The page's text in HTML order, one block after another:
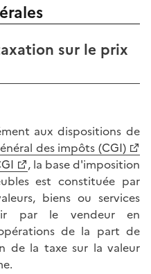
sur le prix
aux dispositions de
des impôts (CGI)
, la base d'imposition
est constituée par
biens ou services
par le vendeur en
de la part de
de la taxe sur la valeur